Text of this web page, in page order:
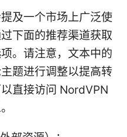
及一个市场上广泛使
下面的推荐渠道获取
。请注意，文本中的
题进行调整以提高转
直接访问 NordVPN